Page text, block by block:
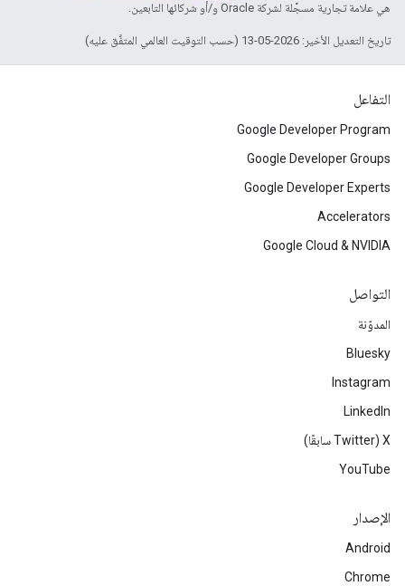
هي علامة تجارية مسجَّلة لشركة Oracle و/أو شركائها التابعين.
تاريخ التعديل الأخير: 2026-05-13 (حسب التوقيت العالمي المتفَّق عليه)
التفاعل
Google Developer Program
Google Developer Groups
Google Developer Experts
Accelerators
Google Cloud & NVIDIA
التواصل
المدوّنة
Bluesky
Instagram
LinkedIn
‫X ‏(Twitter سابقًا)
YouTube
الإصدار
Android
Chrome